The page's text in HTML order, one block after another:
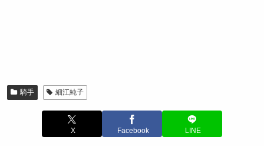
騎手 細江純子
X Facebook LINE